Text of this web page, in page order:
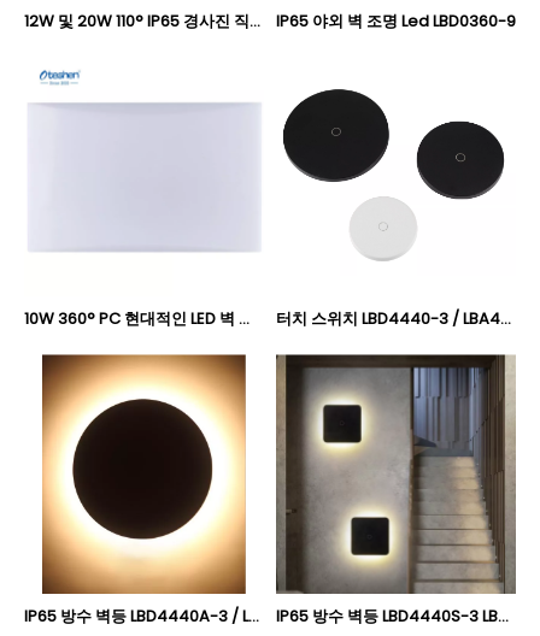
12W 및 20W 110° IP65 경사진 직사각형 PC LED 벽 조명, 실외 단면 방출 외관 벽 램프 Oteshen LBD0160-12 / LBD0180-20 IP65 야외 벽 조명 Led LBD0360-9
10W 360° PC 현대적인 LED 벽 조명, IP44 실내 및 지붕이 있는 실외 벽 램프 Oteshen LBD0930-10 터치 스위치 LBD4440-3 / LBA4450-6 / LBD4460A-12가 있는 IP65 실외 벽 조명
IP65 방수 벽등 LBD4440A-3 / LBA4450A-6 / LBD4460A-12 IP65 방수 벽등 LBD4440S-3 LBD4450S-6 LBD4460S-12